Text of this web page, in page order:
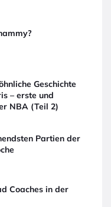
Geschichte
– erste und
NBA (Teil 2)
Partien der
Coaches in der